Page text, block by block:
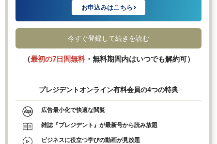
お申込みはこちら
今すぐ登録して続きを読む
（最初の7日間無料・無料期間内はいつでも解約可）
プレジデントオンライン有料会員の4つの特典
広告最小化で快適な閲覧
雑誌『プレジデント』が最新号から読み放題
ビジネスに役立つ学びの動画が見放題